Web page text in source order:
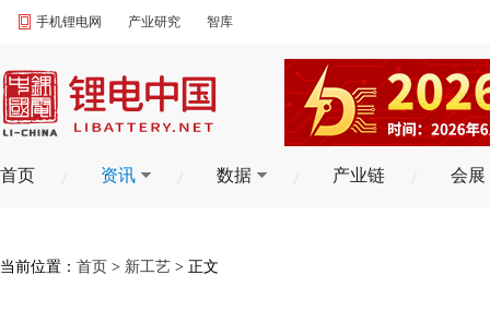
手机锂电网 产业研究 智库
首页 资讯 数据 产业链 会展
当前位置： 首页 > 新工艺 > 正文